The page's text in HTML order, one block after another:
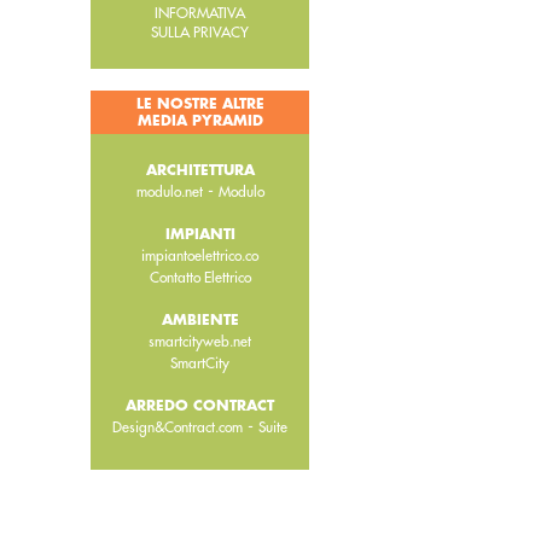
INFORMATIVA
SULLA PRIVACY
LE NOSTRE ALTRE
MEDIA PYRAMID
ARCHITETTURA
modulo.net- Modulo
IMPIANTI
impiantoelettrico.co
Contatto Elettrico
AMBIENTE
smartcityweb.net
SmartCity
ARREDO CONTRACT
Design&Contract.com -Suite